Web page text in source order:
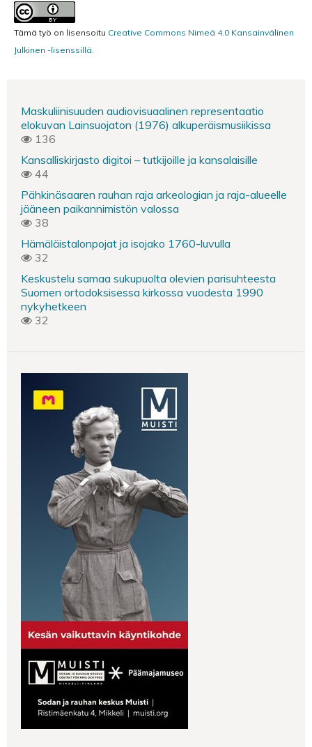
Tämä työ on lisensoitu Creative Commons Nimeä 4.0 Kansainvälinen
Julkinen -lisenssillä
Maskuliinisuuden audiovisuaalinen representaatio
elokuvan Lainsuojaton (1976) alkuperäismusiikissa
136
Kansalliskirjasto digitoi – tutkijoille ja kansalaisille
44
Pähkinäsaaren rauhan raja arkeologian ja raja-alueelle
jääneen paikannimistön valossa
38
Hämäläistalonpojat ja isojako 1760-luvulla
32
Keskustelu samaa sukupuolta olevien parisuhteesta
Suomen ortodoksisessa kirkossa vuodesta 1990
nykyhetkeen
32